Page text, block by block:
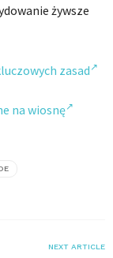
żywsze
zasad
na wiosnę
NEXT ARTICLE